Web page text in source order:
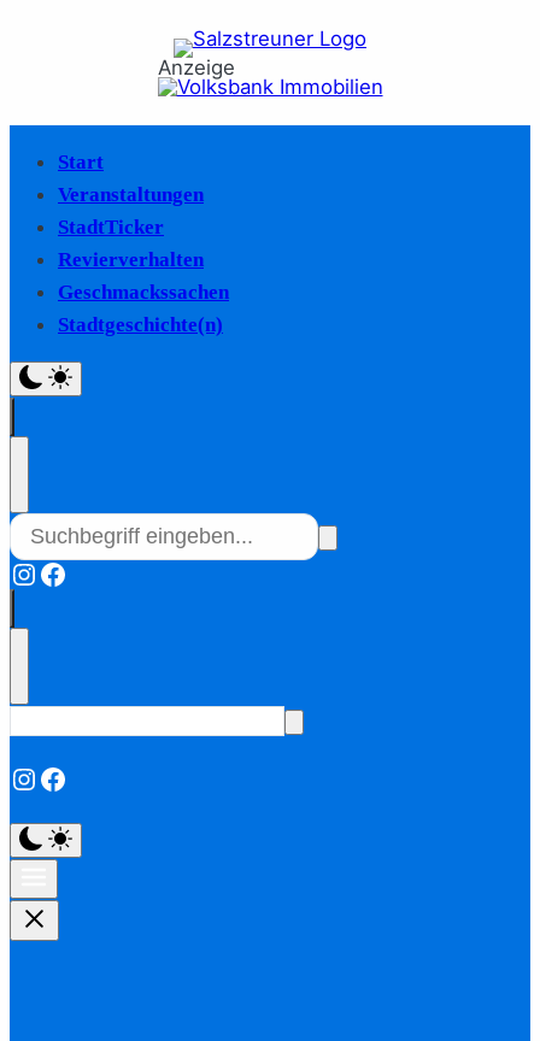
Anzeige
Start
Veranstaltungen
StadtTicker
Revierverhalten
Geschmackssachen
Stadtgeschichte(n)
Instagram
Facebook
Instagram
Facebook